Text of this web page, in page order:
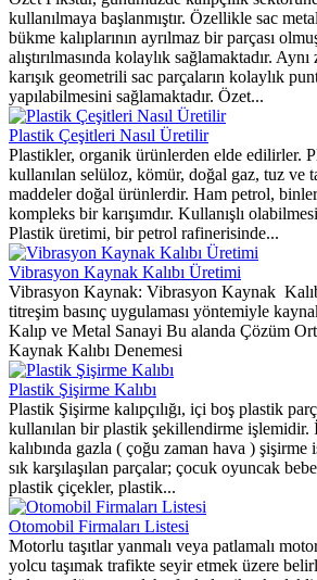
kullanılmaya başlanmıştır. Özellikle sac
bükme kalıplarının ayrılmaz bir parçası
alıştırılmasında kolaylık sağlamaktadır.
karışık geometrili sac parçaların kolaylık
yapılabilmesini sağlamaktadır. Özet...
Plastik Çeşitleri Nasıl Üretilir
Plastikler, organik ürünlerden elde edilirler.
kullanılan selüloz, kömür, doğal gaz, tuz ve
maddeler doğal ürünlerdir. Ham petrol,
kompleks bir karışımdır. Kullanışlı
Plastik üretimi, bir petrol rafinerisinde...
Vibrasyon Kaynak Kalıbı Üretimi
Vibrasyon Kaynak: Vibrasyon Kaynak
titreşim basınç uygulaması yöntemiyle
Kalıp ve Metal Sanayi Bu alanda Çözüm
Kaynak Kalıbı Denemesi
Plastik Şişirme Kalıbı
Plastik Şişirme kalıpçılığı, içi boş plastik
kullanılan bir plastik şekillendirme işlemidir.
kalıbında gazla ( çoğu zaman hava )
sık karşılaşılan parçalar; çocuk oyuncak
plastik çiçekler, plastik...
Otomobil Firmaları Listesi
Motorlu taşıtlar yanmalı veya patlamalı
yolcu taşımak trafikte seyir etmek üzere